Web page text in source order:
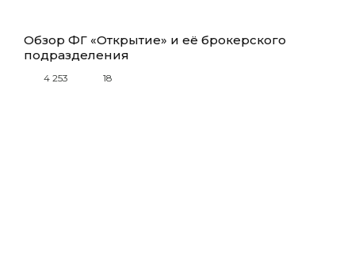
Обзор ФГ «Открытие» и её брокерского
подразделения
4 253 18